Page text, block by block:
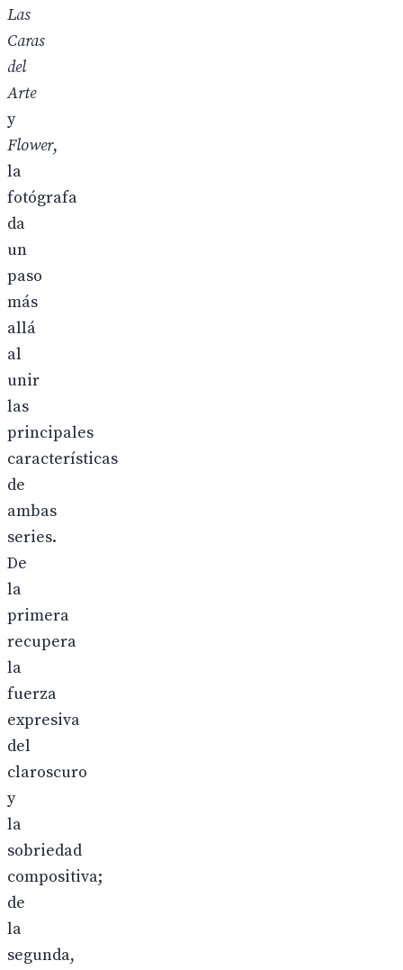
Las
Caras
del
Arte
y
Flower,
la
fotógrafa
da
un
paso
más
allá
al
unir
las
principales
características
de
ambas
series.
De
la
primera
recupera
la
fuerza
expresiva
del
claroscuro
y
la
sobriedad
compositiva;
de
la
segunda,